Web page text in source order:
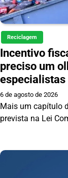
Reciclagem
Incentivo
preciso um
especialistas
6 de agosto de 2026
Mais um capítulo
prevista na Lei